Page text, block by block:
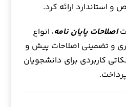
و استاندارد ارائه کرد.
اصلاحات پایان نامه، انواع
و تضمینی اصلاحات پیش و
کاربردی برای دانشجویان